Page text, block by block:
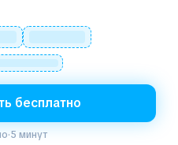
бесплатно
·5 минут